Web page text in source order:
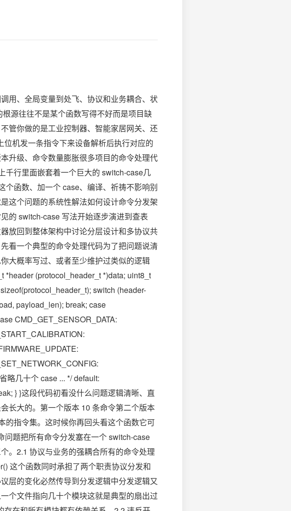
用、全局变量到处飞、协议和业务耦合、状
源往往不是某个函数写得不好而是项目缺
管你做的是工业控制器、智能家居网关、还
机发一条指令下来设备解析后执行对应的
升级、命令数量膨胀很多项目的命令处理代
千行里面嵌套着一个巨大的 switch-case几
个函数、加一个 case、编译、祈祷不影响别
这个问题的系统性解法如何设计命令分发架
的 switch-case 写法开始逐步演进到查表
放回到整体架构中讨论分层设计和多协议共
看一个典型的命令处理代码为了把问题说清
大概率写过、或者至少维护过类似的逻辑
*header (protocol_header_t *)data; uint8_t
switch (header-
payload_len); break; case
CMD_GET_SENSOR_DATA:
略几十个 case ... */ default:
} }这段代码初看没什么问题逻辑清晰、直
长大的。第一个版本 10 条命令第二个版本
的指令集。这时候你再回头看这个函数它可
题把所有命令分发塞在一个 switch-case
。2.1 协议与业务的强耦合所有的命令处理
这个函数同时承担了两个职责协议分发和
层的变化必然传导到分发逻辑中分发逻辑又
个文件指向几十个模块这就是典型的扇出过